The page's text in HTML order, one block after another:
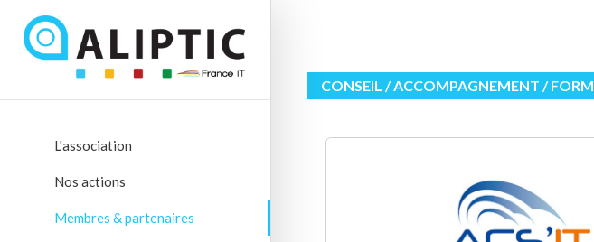
L'association
Nos actions
Membres & partenaires
CONSEIL / ACCOMPAGNEMENT /